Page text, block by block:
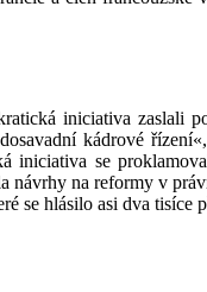
iniciativa zaslali
kádrové
iniciativa se
na reformy v
se hlásilo asi dva